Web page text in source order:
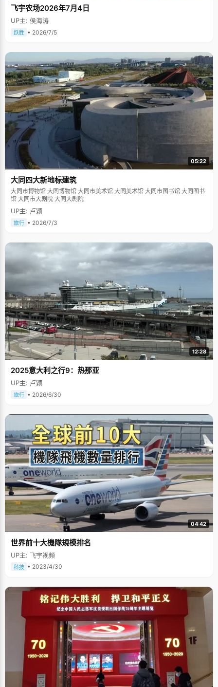
飞宇农场2026年7月4日
UP主: 侯海涛
跃胜 • 2026/7/5
05:22
大同四大新地标建筑
大同市博物馆 大同博物馆 大同市美术馆 大同美术馆 大同市图书馆 大同图书
馆 大同市大剧院 大同大剧院
UP主: 卢颖
旅行 • 2026/7/3
12:28
2025意大利之行9：热那亚
UP主: 卢颖
旅行 • 2026/6/30
04:42
世界前十大機隊規模排名
UP主: 飞宇视频
科技 • 2023/4/30